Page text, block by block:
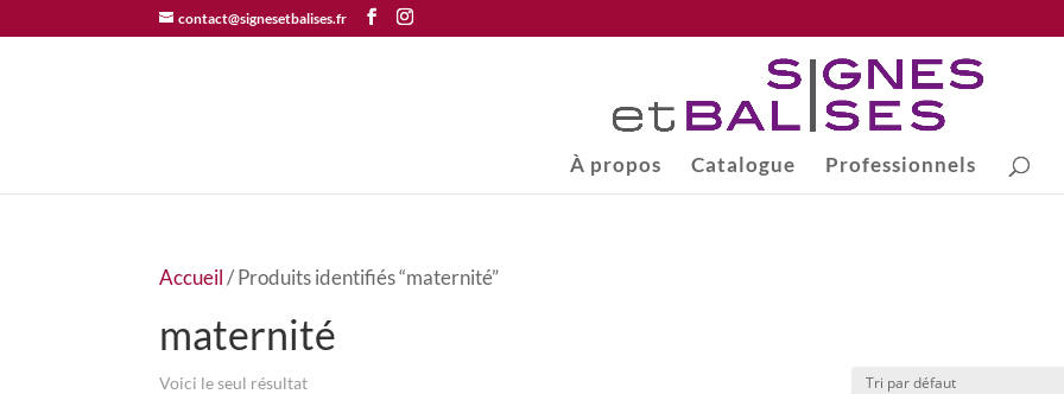
contact@signesetbalises.fr
À propos Catalogue Professionnels
Accueil/ Produits identifiés “maternité”
maternité
Voici le seul résultat